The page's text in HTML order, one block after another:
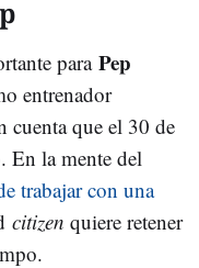
para Pep
entrenador
cuenta que el 30 de
En la mente del
trabajar con una
citizen quiere retener